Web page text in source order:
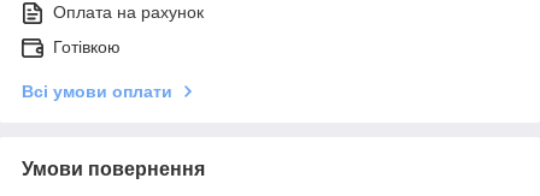
Оплата на рахунок
Готівкою
Всі умови оплати
Умови повернення